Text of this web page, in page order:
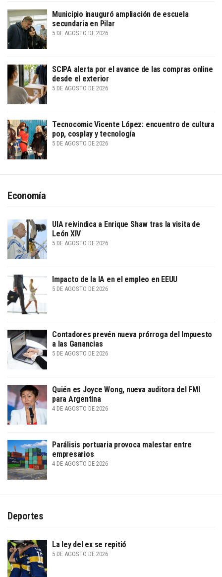
Municipio inauguró ampliación de escuela
secundaria en Pilar
5 DE AGOSTO DE 2026
SCIPA alerta por el avance de las compras online
desde el exterior
5 DE AGOSTO DE 2026
Tecnocomic Vicente López: encuentro de cultura
pop, cosplay y tecnología
5 DE AGOSTO DE 2026
Economía
UIA reivindica a Enrique Shaw tras la visita de
León XIV
5 DE AGOSTO DE 2026
Impacto de la IA en el empleo en EEUU
5 DE AGOSTO DE 2026
Contadores prevén nueva prórroga del Impuesto
a las Ganancias
5 DE AGOSTO DE 2026
Quién es Joyce Wong, nueva auditora del FMI
para Argentina
4 DE AGOSTO DE 2026
Parálisis portuaria provoca malestar entre
empresarios
4 DE AGOSTO DE 2026
Deportes
La ley del ex se repitió
5 DE AGOSTO DE 2026